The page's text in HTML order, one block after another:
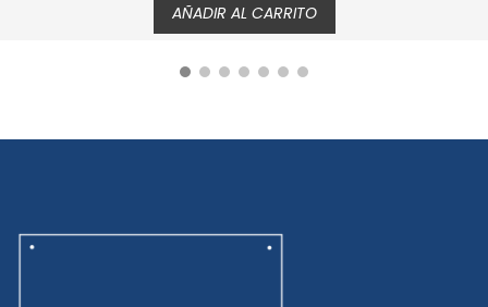
AÑADIR AL CARRITO